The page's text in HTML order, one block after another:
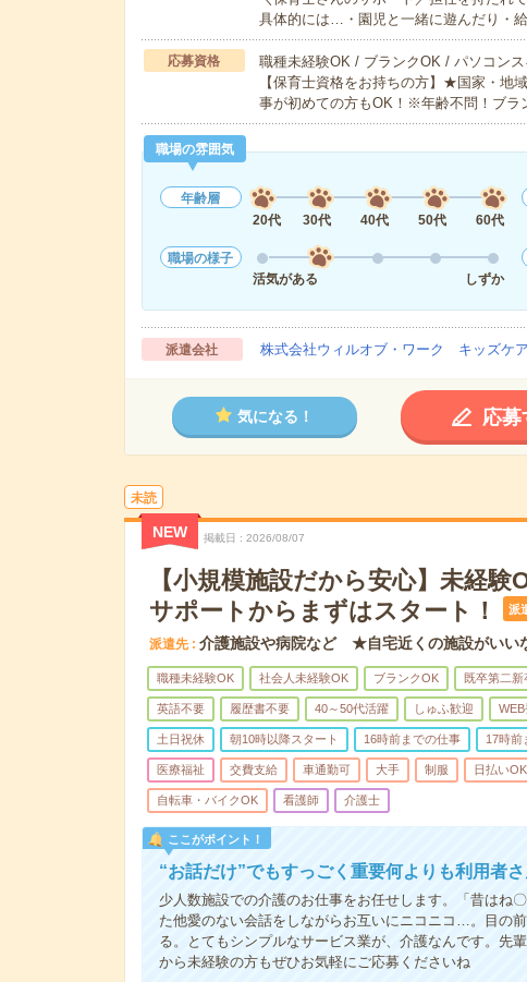
具体的には…・園児と一緒に遊んだり・
応募資格
職種未経験OK / ブランクOK / パソコン
【保育士資格をお持ちの方】★国家・地
事が初めての方もOK！※年齢不問！ブ
職場の雰囲気
年齢層
20代
30代 40代 50代 60代
職場の様子
活気がある
しずか
派遣会社 株式会社ウィルオブ・ワーク キッズケ
気になる！ 応募
未読
NEW 掲載日 2026/08/07
【小規模施設だから安心】未経
サポートからまずはスタート！
派
派遣先 介護施設や病院など ★自宅近くの施設がいい
職種未経験OK 社会人未経験OK ブランクOK 既卒第二新
英語不要 履歴書不要 40～50代活躍 しゅふ歓迎
土日祝休 朝10時以降スタート 16時前までの仕事 17時前
医療福祉 交費支給 車通勤可 大手 制服 日払いOK
自転車・バイクOK 看護師 介護士
ここがポイント！
“お話だけ”でもすっごく重要何よりも利用者
少人数施設での介護のお仕事をお任せします。「昔はね
た他愛のない会話をしながらお互いにニコニコ…。目の
る。とてもシンプルなサービス業が、介護なんです。先
から未経験の方もぜひお気軽にご応募くださいね